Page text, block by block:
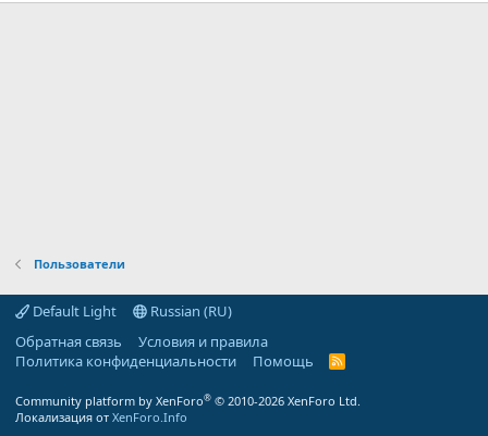
Пользователи
Default Light
Russian (RU)
Обратная связь
Условия и правила
Политика конфиденциальности
Помощь
R
Community platform by XenForo® © 2010-2026 XenForo Ltd.
Локализация от XenForo.Info